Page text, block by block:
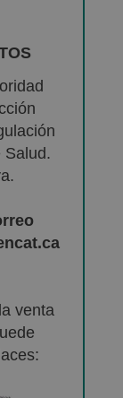
Salud.
venta